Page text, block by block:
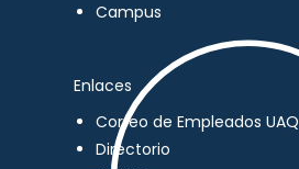
Campus
Enlaces
Correo de Empleados UAQ
Directorio